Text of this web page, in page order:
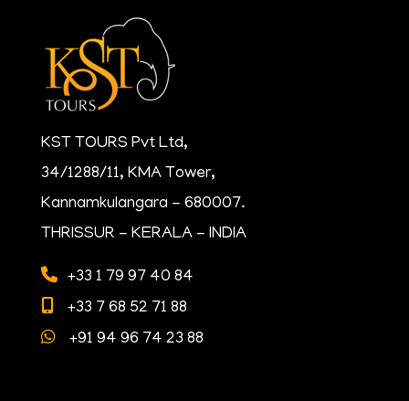
KST TOURS Pvt Ltd,
34/1288/11, KMA Tower,
Kannamkulangara - 680007.
THRISSUR - KERALA - INDIA
+33 1 79 97 40 84
+33 7 68 52 71 88
+91 94 96 74 23 88